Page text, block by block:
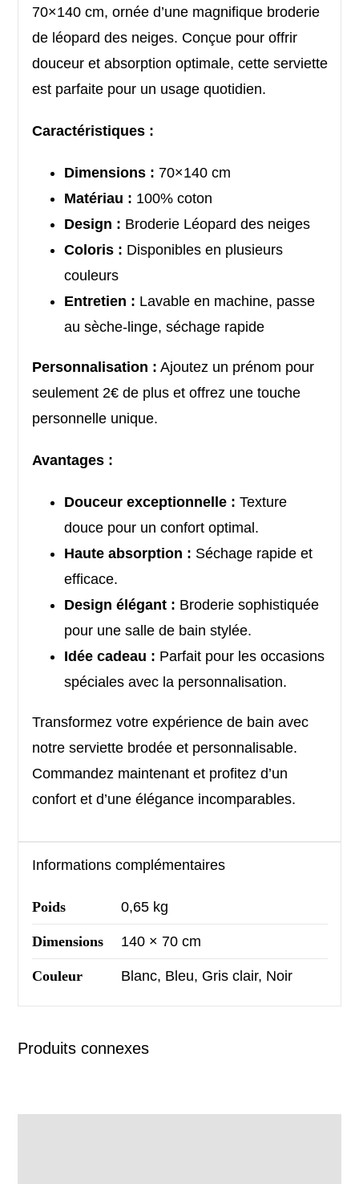
70×140 cm, ornée d’une magnifique broderie
de léopard des neiges. Conçue pour offrir
douceur et absorption optimale, cette serviette
est parfaite pour un usage quotidien.
Caractéristiques :
Dimensions : 70×140 cm
Matériau : 100% coton
Design : Broderie Léopard des neiges
Coloris : Disponibles en plusieurs
couleurs
Entretien : Lavable en machine, passe
au sèche-linge, séchage rapide
Personnalisation : Ajoutez un prénom pour
seulement 2€ de plus et offrez une touche
personnelle unique.
Avantages :
Douceur exceptionnelle : Texture
douce pour un confort optimal.
Haute absorption : Séchage rapide et
efficace.
Design élégant : Broderie sophistiquée
pour une salle de bain stylée.
Idée cadeau : Parfait pour les occasions
spéciales avec la personnalisation.
Transformez votre expérience de bain avec
notre serviette brodée et personnalisable.
Commandez maintenant et profitez d’un
confort et d’une élégance incomparables.
Informations complémentaires
Poids 0,65 kg
Dimensions 140 × 70 cm
Couleur Blanc, Bleu, Gris clair, Noir
Produits connexes